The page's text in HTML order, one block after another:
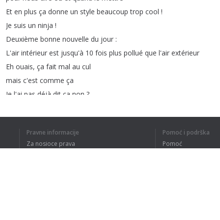
Et en plus ça donne un style beaucoup trop cool !
Je suis un ninja !
Deuxième bonne nouvelle du jour :
L'air intérieur est jusqu'à 10 fois plus pollué que l'air extérieur
Eh ouais, ça fait mal au cul
mais c'est comme ça
Je l'ai pas déjà dit ça non ?
meubles ,ou des vêtements
polluent complètement l'intérieur de la maison
Pravne informacije
Za nosioce prava
Pomoć i podrška
Pomoć